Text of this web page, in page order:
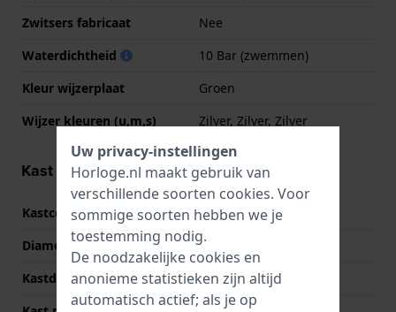
Zwitsers fabricaat
Nee
Waterdichtheid
10 Bar (zwemmen)
Kleur wijzerplaat
Groen
Wijzer kleuren (u,m,s)
Zilver, Zilver, Zilver
Kast informatie
Kastcode
F7F4-UAA0
Diameter
40 mm
Kastdikte
12.2 mm
Uw privacy-instellingen
Horloge.nl maakt gebruik van
verschillende soorten cookies. Voor
sommige soorten hebben we je
toestemming nodig.
De noodzakelijke cookies en
anonieme statistieken zijn altijd
automatisch actief; als je op